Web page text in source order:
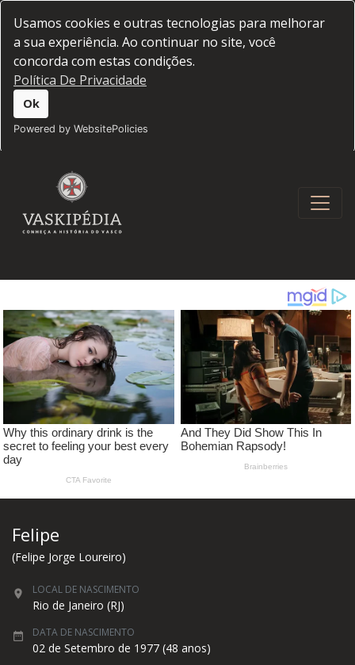
Usamos cookies e outras tecnologias para melhorar
a sua experiência. Ao continuar no site, você
concorda com estas condições.
Política De Privacidade
Ok
Powered by WebsitePolicies
Felipe
(Felipe Jorge Loureiro)
LOCAL DE NASCIMENTO
Rio de Janeiro (RJ)
DATA DE NASCIMENTO
02 de Setembro de 1977 (48 anos)